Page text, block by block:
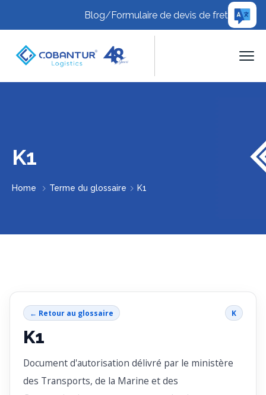
Blog/Formulaire de devis de fret
K1
Home Terme du glossaire K1
← Retour au glossaire K
K1
Document d'autorisation délivré par le ministère
des Transports, de la Marine et des